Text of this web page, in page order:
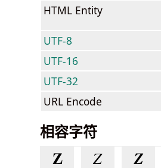
HTML Entity
UTF-8
UTF-16
UTF-32
URL Encode
相容字符
𝚭 𝛧 𝜡